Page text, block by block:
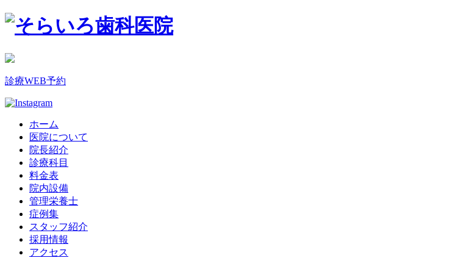
診療WEB予約
ホーム
医院について
院長紹介
診療科目
料金表
院内設備
管理栄養士
症例集
スタッフ紹介
採用情報
アクセス